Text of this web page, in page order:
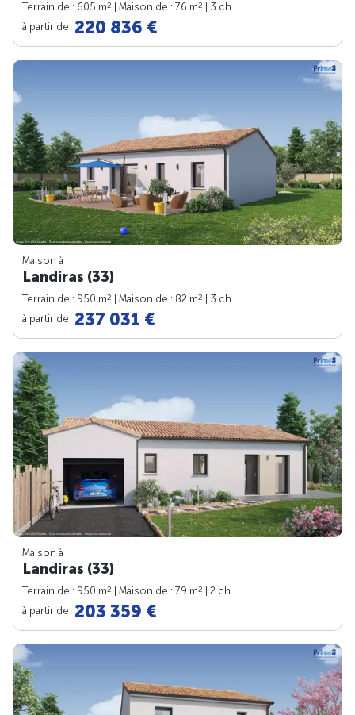
Terrain de : 605 m2 | Maison de : 76 m2
| 3 ch.
à partir de 220 836 €
Maison à
Landiras (33)
Terrain de : 950 m2 | Maison de : 82 m2
| 3 ch.
à partir de 237 031 €
Maison à
Landiras (33)
Terrain de : 950 m2 | Maison de : 79 m2
| 2 ch.
à partir de 203 359 €